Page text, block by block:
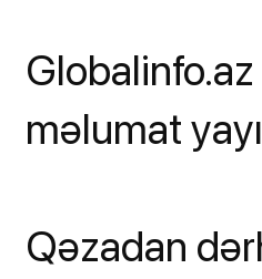
məlumat
Qəzadan